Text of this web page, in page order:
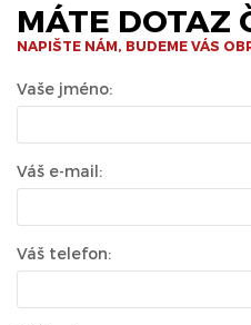
MÁTE DOTAZ
NAPIŠTE NÁM, BUDEME VÁS
Vaše jméno:
Váš e-mail:
Váš telefon: